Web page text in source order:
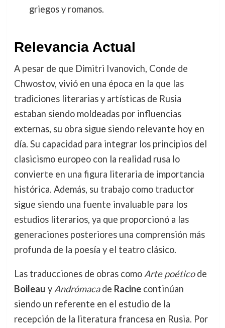
griegos y romanos.
Relevancia Actual
A pesar de que Dimitri Ivanovich, Conde de
Chwostov, vivió en una época en la que las
tradiciones literarias y artísticas de Rusia
estaban siendo moldeadas por influencias
externas, su obra sigue siendo relevante hoy en
día. Su capacidad para integrar los principios del
clasicismo europeo con la realidad rusa lo
convierte en una figura literaria de importancia
histórica. Además, su trabajo como traductor
sigue siendo una fuente invaluable para los
estudios literarios, ya que proporcionó a las
generaciones posteriores una comprensión más
profunda de la poesía y el teatro clásico.
Las traducciones de obras como Arte poéticode
Boileau y Andrómacade Racinecontinúan
siendo un referente en el estudio de la
recepción de la literatura francesa en Rusia. Por